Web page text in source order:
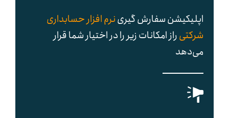
اپلیکیشن سفارش گیرینرم افزار حسابداری
شرکتیراز امکانات زیر را در اختیار شما قرار
می‌دهد